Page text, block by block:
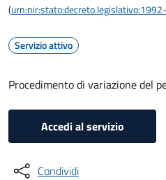
(
Servizio attivo
Procedimento di variazione del
Accedi al servizio
Condividi